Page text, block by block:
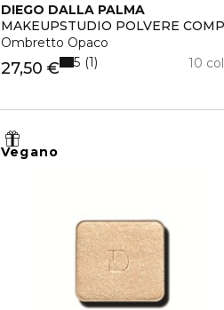
DIEGO DALLA PALMA
MAKEUPSTUDIO POLVERE
Ombretto Opaco
27,50 € 10
5 1
Vegano